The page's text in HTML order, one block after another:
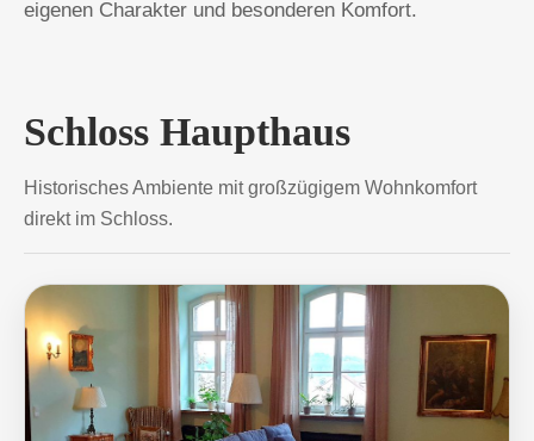
eigenen Charakter und besonderen Komfort.
Schloss Haupthaus
Historisches Ambiente mit großzügigem Wohnkomfort
direkt im Schloss.